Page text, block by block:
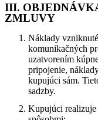
III.
ZMLUVY
Náklady
komunikačných
uzatvorením
pripojenie,
kupujúci sám.
sadzby.
Kupujúci